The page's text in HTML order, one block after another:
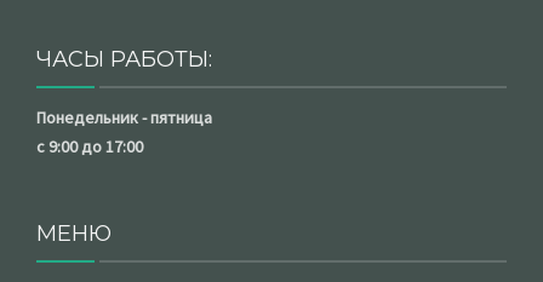
ЧАСЫ РАБОТЫ:
Понедельник - пятница
с 9:00 до 17:00
МЕНЮ